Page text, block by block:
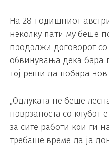
На 28-годишниот
неколку пати му беше
продолжи договорот
обвинувања дека бара
тој реши да побара
„Одлуката не беше
поврзаноста со клубот
за сите работи кои ги
требаше време да ја